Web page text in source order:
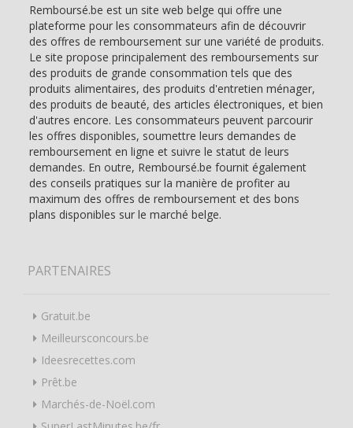
Remboursé.be est un site web belge qui offre une
plateforme pour les consommateurs afin de découvrir
des offres de remboursement sur une variété de produits.
Le site propose principalement des remboursements sur
des produits de grande consommation tels que des
produits alimentaires, des produits d'entretien ménager,
des produits de beauté, des articles électroniques, et bien
d'autres encore. Les consommateurs peuvent parcourir
les offres disponibles, soumettre leurs demandes de
remboursement en ligne et suivre le statut de leurs
demandes. En outre, Remboursé.be fournit également
des conseils pratiques sur la manière de profiter au
maximum des offres de remboursement et des bons
plans disponibles sur le marché belge.
PARTENAIRES
Gratuit.be
Meilleursconcours.be
Ideesrecettes.com
Prêt.be
Marchés-de-Noël.com